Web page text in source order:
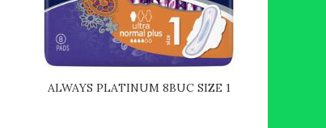
ALWAYS PLATINUM 8BUC SIZE 1